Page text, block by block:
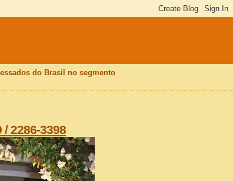
do Brasil no segmento
2286-3398